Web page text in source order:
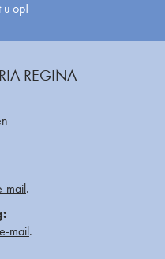
u op!
REGINA
mail.
e-mail.